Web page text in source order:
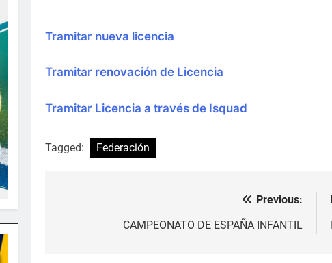
Tramitar nueva licencia
Tramitar renovación de Licencia
Tramitar Licencia a través de Isquad
Tagged: Federación
Previous:
CAMPEONATO DE ESPAÑA INFANTIL